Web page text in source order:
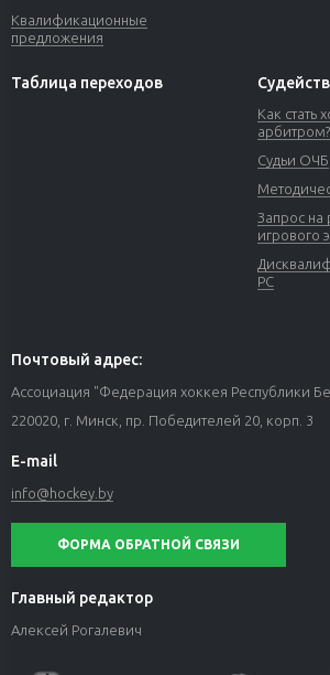
Квалификационные
предложения
Таблица переходов
Как стать
арбитром?
Судьи ОЧБ
Запрос на
игрового
РС
Почтовый адрес:
Ассоциация "Федерация хоккея Республики
220020, г. Минск, пр. Победителей 20, корп. 3
E-mail
info@hockey.by
ФОРМА ОБРАТНОЙ СВЯЗИ
Главный редактор
Алексей Рогалевич